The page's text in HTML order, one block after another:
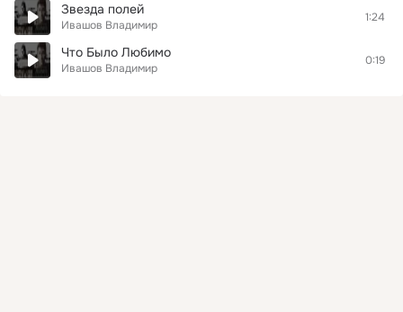
Звезда полей
Ивашов Владимир
1:24
Что Было Любимо
Ивашов Владимир
0:19